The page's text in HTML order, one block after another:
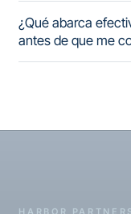
¿Qué abarca
antes de que me
HARBOR PARTNERS